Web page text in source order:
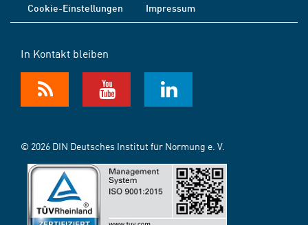
Cookie-Einstellungen
Impressum
In Kontakt bleiben
© 2026 DIN Deutsches Institut für Normung e. V.